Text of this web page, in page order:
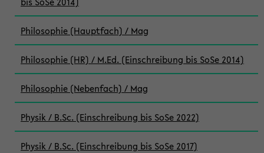
Philosophie (Hauptfach) / Mag
Philosophie (HR) / M.Ed. (Einschreibung bis SoSe 2014)
Philosophie (Nebenfach) / Mag
Physik / B.Sc. (Einschreibung bis SoSe 2022)
Physik / B.Sc. (Einschreibung bis SoSe 2017)